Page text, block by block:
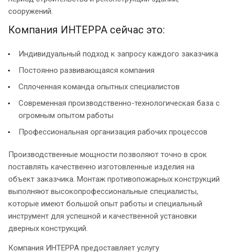
сооружений.
Компания ИНТЕРРА сейчас это:
Индивидуальный подход к запросу каждого заказчика
Постоянно развивающаяся компания
Сплоченная команда опытных специалистов
Современная производственно-технологическая база с
огромным опытом работы
Профессиональная организация рабочих процессов
Производственные мощности позволяют точно в срок
поставлять качественно изготовленные изделия на
объект заказчика. Монтаж противопожарных конструкций
выполняют высокопрофессиональные специалисты,
которые имеют большой опыт работы и специальный
инструмент для успешной и качественной установки
дверных конструкций.
Компания ИНТЕРРА предоставляет услугу